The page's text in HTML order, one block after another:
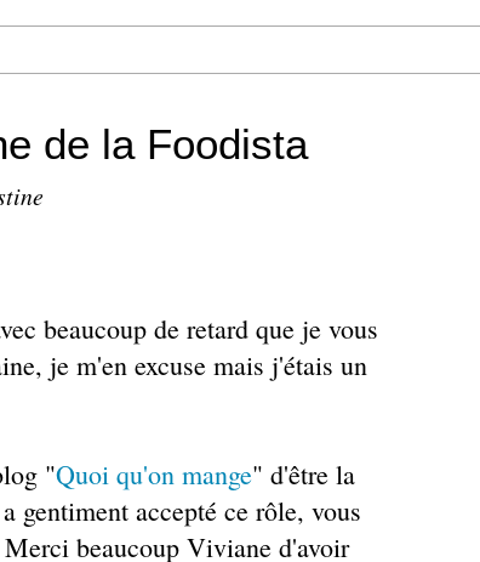
de la Foodista
beaucoup de retard que je vous
je m'en excuse mais j'étais un
"Quoi qu'on mange" d'être la
gentiment accepté ce rôle, vous
beaucoup Viviane d'avoir